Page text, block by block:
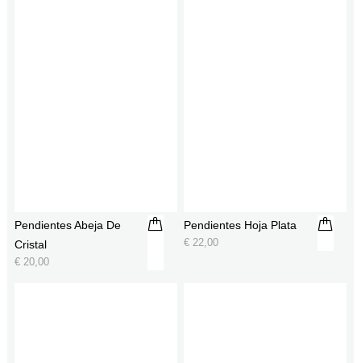
Pendientes Abeja De
Cristal
€20,00
Pendientes Hoja Plata
€ 22,00